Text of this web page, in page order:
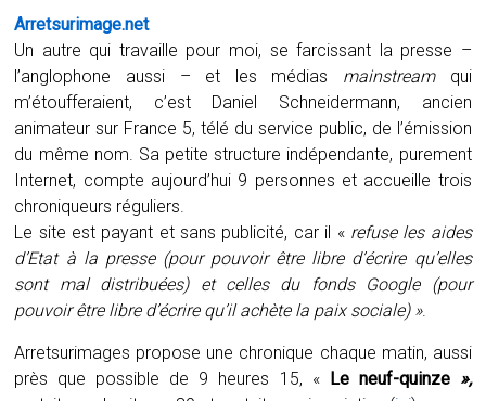
Arretsurimage.net
Un autre qui travaille pour moi, se farcissant la presse –
l’anglophone aussi – et les médias mainstreamqui
m’étoufferaient, c’est Daniel Schneidermann, ancien
animateur sur France 5, télé du service public, de l’émission
du même nom. Sa petite structure indépendante, purement
Internet, compte aujourd’hui 9 personnes et accueille trois
chroniqueurs réguliers.
Le site est payant et sans publicité, car il « refuse les aides
d’Etat à la presse (pour pouvoir être libre d’écrire qu’elles
sont mal distribuées) et celles du fonds Google (pour
pouvoir être libre d’écrire qu’il achète la paix sociale) ».
Arretsurimages propose une chronique chaque matin, aussi
près que possible de 9 heures 15, « Le neuf-quinze »,